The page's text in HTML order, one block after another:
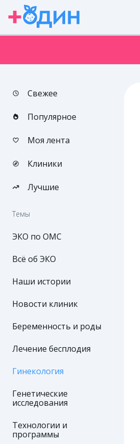
Свежее
Популярное
Моя лента
Клиники
Лучшие
Темы
ЭКО по ОМС
Всё об ЭКО
Наши истории
Новости клиник
Беременность и роды
Лечение бесплодия
Гинекология
Генетические
исследования
Технологии и
программы